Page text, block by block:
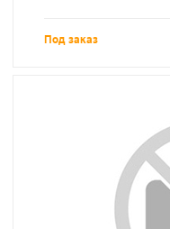
Под заказ